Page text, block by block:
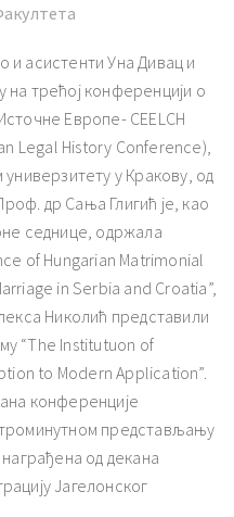
и асистенти Уна Дивац и
на трећој конференцији о
Европе- CEELCH
Legal History Conference),
у Кракову, од
др Сања Глигић је, као
седнице, одржала
of Hungarian Matrimonial
in Serbia and Croatia”,
Николић представили
“The Institutuon of
to Modern Application”.
конференције
представљању
од декана
Јагелонског